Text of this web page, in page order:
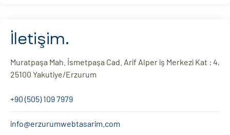
İletişim.
Muratpaşa Mah. İsmetpaşa Cad. Arif Alper iş Merkezi Kat : 4,
25100 Yakutiye/Erzurum
+90 (505) 109 7979
info@erzurumwebtasarim.com